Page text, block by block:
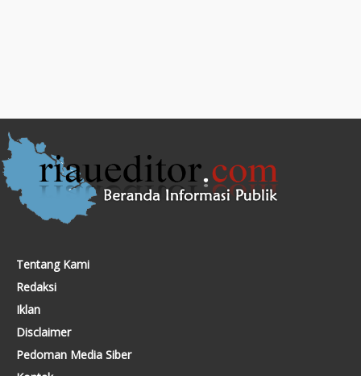
Tentang Kami
Redaksi
Iklan
Disclaimer
Pedoman Media Siber